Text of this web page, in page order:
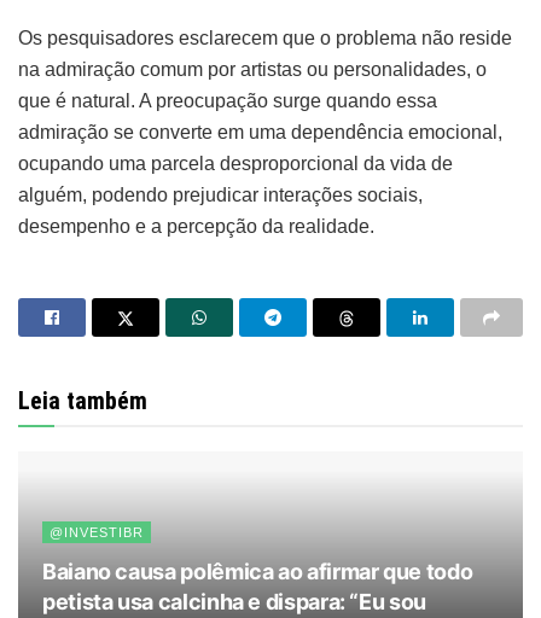
Os pesquisadores esclarecem que o problema não reside
na admiração comum por artistas ou personalidades, o
que é natural. A preocupação surge quando essa
admiração se converte em uma dependência emocional,
ocupando uma parcela desproporcional da vida de
alguém, podendo prejudicar interações sociais,
desempenho e a percepção da realidade.
Leia também
@INVESTIBR
Baiano causa polêmica ao afirmar que todo
petista usa calcinha e dispara: “Eu sou